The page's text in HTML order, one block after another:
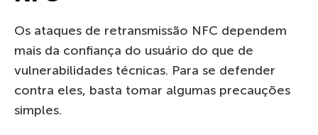
Os ataques de retransmissão NFC dependem
mais da confiança do usuário do que de
vulnerabilidades técnicas. Para se defender
contra eles, basta tomar algumas precauções
simples.